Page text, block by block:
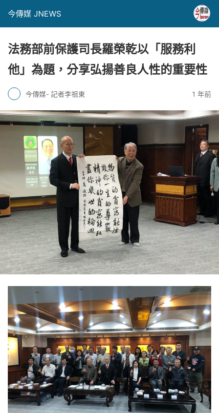
今傳媒 JNEWS
法務部前保護司長羅榮乾以「服務利
他」為題，分享弘揚善良人性的重要性
今傳媒- 記者李祖東 1 年前